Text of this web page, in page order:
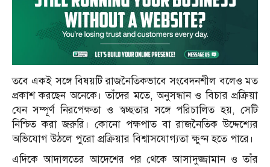
তবে একই সঙ্গে বিষয়টি রাজনৈতিকভাবে সংবেদনশীল বলেও মত
প্রকাশ করছেন অনেকে। তাঁদের মতে, অনুসন্ধান ও বিচার প্রক্রিয়া
যেন সম্পূর্ণ নিরপেক্ষতা ও স্বচ্ছতার সঙ্গে পরিচালিত হয়, সেটি
নিশ্চিত করা জরুরি। কোনো পক্ষপাত বা রাজনৈতিক উদ্দেশ্যের
অভিযোগ উঠলে পুরো প্রক্রিয়ার বিশ্বাসযোগ্যতা ক্ষুণ্ন হতে পারে।
এদিকে আদালতের আদেশের পর থেকে আসাদুজ্জামান ও তাঁর